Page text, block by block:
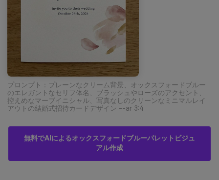
プロンプト：プレーンなクリーム背景、オックスフォードブルー
のエレガントなセリフ体名、ブラッシュやローズのアクセント、
控えめなマーブイニシャル、写真なしのクリーンなミニマルレイ
アウトの結婚式招待カードデザイン --ar 3:4
無料でAIによるオックスフォードブルーパレットビジュ
アル作成